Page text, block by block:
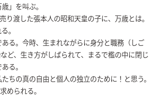
」を叫ぶ。
渡した張本人の昭和天皇の子に、万歳とは。
。
る。今時、生まれながらに身分と職務（しご
ど、生き方がしばられて、まるで檻の中に閉じ
る。
ちの真の自由と個人の独立のために！と思う。
められる。